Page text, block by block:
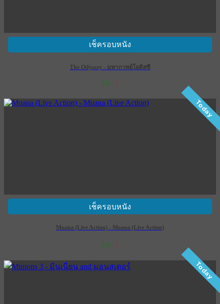
เช็ครอบหนัง
The Odyssey - มหากาพย์โอดิสซี
121 3
Today
เช็ครอบหนัง
Moana (Live Action) - Moana (Live Action)
163 3
Today